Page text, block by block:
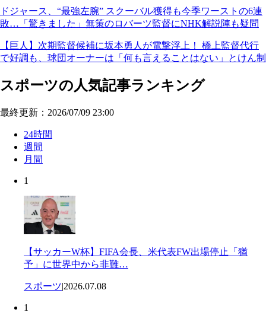
ドジャース、“最強左腕” スクーバル獲得も今季ワーストの6連
敗…「驚きました」無策のロバーツ監督にNHK解説陣も疑問
【巨人】次期監督候補に坂本勇人が電撃浮上！ 橋上監督代行
で好調も、球団オーナーは「何も言えることはない」とけん制
スポーツの人気記事ランキング
最終更新：2026/07/09 23:00
24時間
週間
月間
1
【サッカーW杯】FIFA会長、米代表FW出場停止「猶
予」に世界中から非難…
スポーツ|2026.07.08
1